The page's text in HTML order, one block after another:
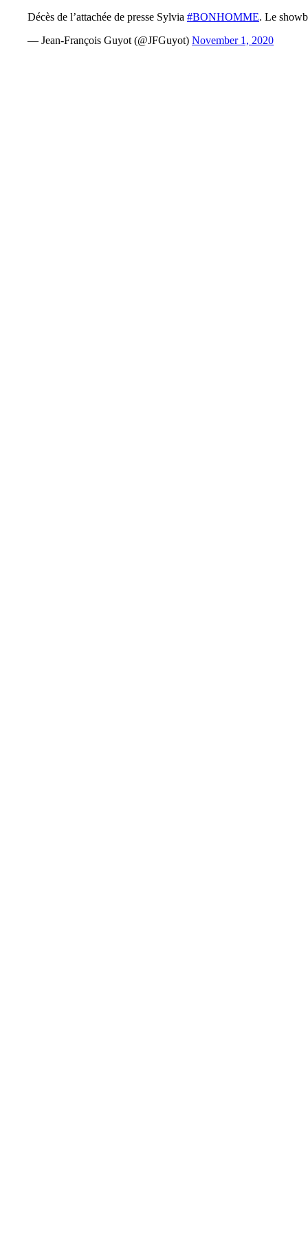
Décès de l’attachée de presse Sylvia #BONHOMME. Le
— Jean-François Guyot (@JFGuyot) November 1, 2020